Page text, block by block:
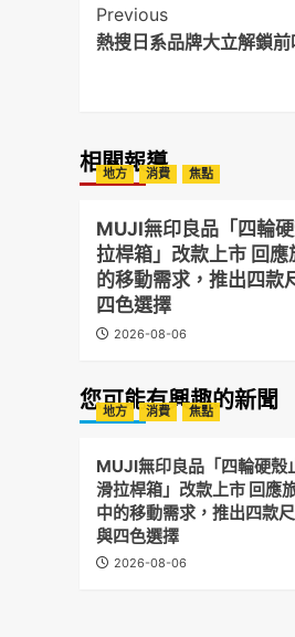
Post
Navigation
Previous
熱搜日系品牌大立解鎖
相關報導
地方 消費 焦點
MUJI無印良品「四輪
拉桿箱」改款上市 回應
的移動需求，推出四款
四色選擇
2026-08-06
您可能有興趣的新聞
地方 消費 焦點
MUJI無印良品「四輪硬殼
滑拉桿箱」改款上市 回應
中的移動需求，推出四款
與四色選擇
2026-08-06